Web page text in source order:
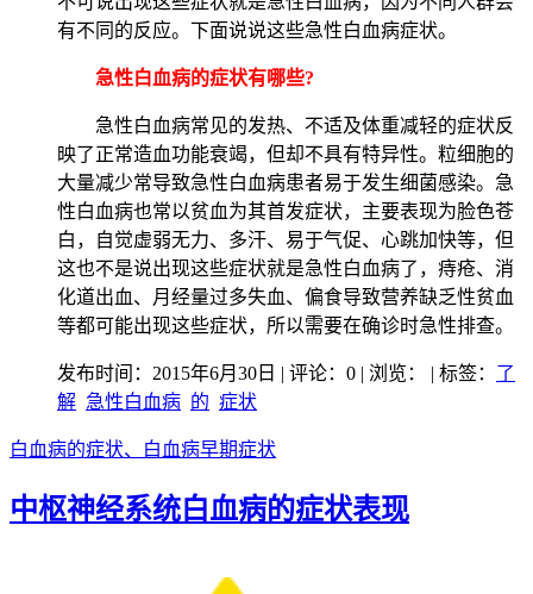
有不同的反应。下面说说这些急性白血病症状。
急性白血病的症状有哪些?
急性白血病常见的发热、不适及体重减轻的症状反
映了正常造血功能衰竭，但却不具有特异性。粒细胞的
大量减少常导致急性白血病患者易于发生细菌感染。急
性白血病也常以贫血为其首发症状，主要表现为脸色苍
白，自觉虚弱无力、多汗、易于气促、心跳加快等，但
这也不是说出现这些症状就是急性白血病了，痔疮、消
化道出血、月经量过多失血、偏食导致营养缺乏性贫血
等都可能出现这些症状，所以需要在确诊时急性排查。
发布时间：2015年6月30日 | 评论：0 | 浏览： | 标签： 了
解 急性白血病 的 症状
白血病的症状、白血病早期症状
中枢神经系统白血病的症状表现